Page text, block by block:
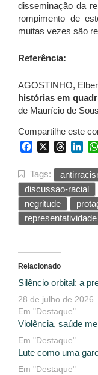
disseminação da
rompimento de
muitas vezes são
Referência:
AGOSTINHO,
histórias em
de Maurício de
Compartilhe este
FacebookThreads
Tags:
discussao-racial
negritude
representatividade
Relacionado
Silêncio orbital: a
28 de julho de 2026
Em "Destaque"
Violência, saúde
Em "Destaque"
Lute como uma
Em "Destaque"